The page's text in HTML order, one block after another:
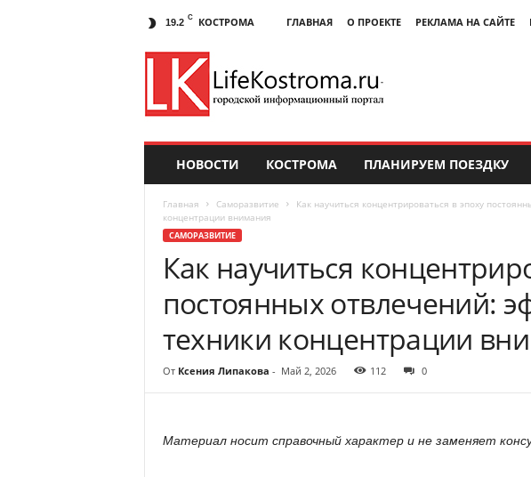
19.2 C КОСТРОМА ГЛАВНАЯ О ПРОЕКТЕ РЕКЛАМА НА САЙТЕ
НОВОСТИ КОСТРОМА ПЛАНИРУЕМ ПОЕЗДКУ
Главная Саморазвитие
Как научиться концентрироваться в эпоху
концентрации внимания
САМОРАЗВИТИЕ
Как научиться
постоянных отвлечений:
техники концентрации
От Ксения Липакова - Май 2, 2026 112 0
Материал носит справочный характер и не заменяет